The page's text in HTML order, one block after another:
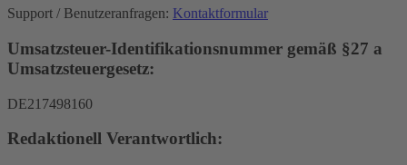
Support / Benutzeranfragen: Kontaktformular
Umsatzsteuer-Identifikationsnummer gemäß §27 a
Umsatzsteuergesetz:
DE217498160
Redaktionell Verantwortlich: